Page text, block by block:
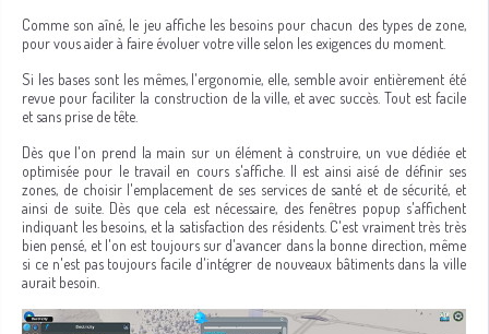
Comme son aîné, le jeu affiche les besoins pour chacun des types de zone,
pour vous aider à faire évoluer votre ville selon les exigences du moment.
Si les bases sont les mêmes, l'ergonomie, elle, semble avoir entièrement été
revue pour faciliter la construction de la ville, et avec succès. Tout est facile
et sans prise de tête.
Dès que l'on prend la main sur un élément à construire, un vue dédiée et
optimisée pour le travail en cours s'affiche. Il est ainsi aisé de définir ses
zones, de choisir l'emplacement de ses services de santé et de sécurité, et
ainsi de suite. Dès que cela est nécessaire, des fenêtres popup s'affichent
indiquant les besoins, et la satisfaction des résidents. C'est vraiment très très
bien pensé, et l'on est toujours sur d'avancer dans la bonne direction, même
si ce n'est pas toujours facile d'intégrer de nouveaux bâtiments dans la ville
aurait besoin.